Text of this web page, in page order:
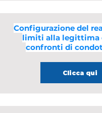
Configurazione del
limiti alla legittima
confronti di
Clicca qui